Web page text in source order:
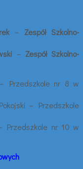
– Zespół Szkolno-
– Zespół Szkolno-
Przedszkole nr 8 w
– Przedszkole
Przedszkole nr 10 w